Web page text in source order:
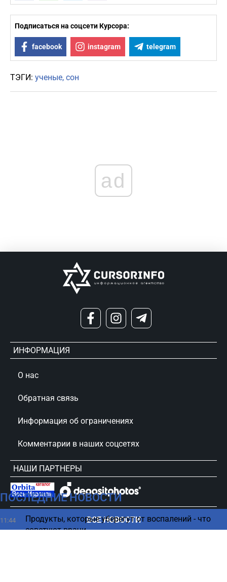
Подписаться на соцсети Курсора:
facebook instagram telegram
ТЭГИ: ученые сон
ПОСЛЕДНИЕ НОВОСТИ
11:44
Продукты, которые уберегут от воспалений - что
советуют врачи
ВСЕ НОВОСТИ
ad
ИНФОРМАЦИЯ
О нас
Обратная связь
Информация об ограничениях
Комментарии в наших соцсетях
НАШИ ПАРТНЕРЫ
сursorinfo.co.il © Все права защищены